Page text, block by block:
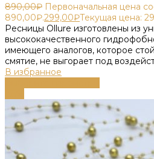
890,00₽ Первоначальная цена
890,00₽.299,00₽Текущая цена:
Ресницы Ollure изготовлены из
высококачественного
имеющего аналогов, которое
смятие, не выгорает под
В избранное